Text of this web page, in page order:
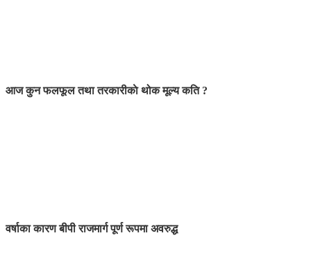
आज कुन फलफूल तथा तरकारीकाे थोक मूल्य कति ?
वर्षाका कारण बीपी राजमार्ग पूर्ण रूपमा अवरुद्ध